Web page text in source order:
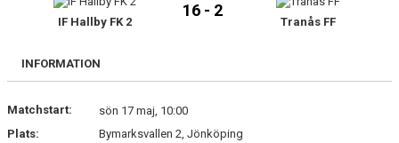
BILDGALLERI
DOKUMENT
IF Hallby FK 2
16 - 2
Tranås FF
INFORMATION
Matchstart:
sön 17 maj, 10:00
Plats:
Bymarksvallen 2, Jönköping